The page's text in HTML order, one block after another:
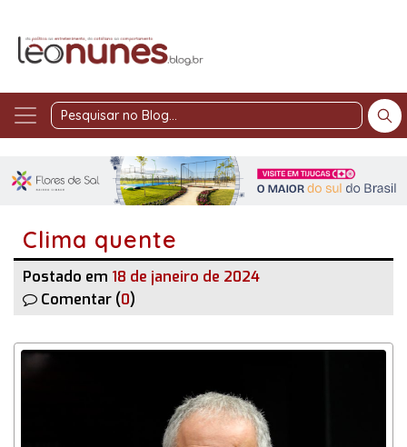
Pesquisar
Blog
Clima quente
Postado em 18 de janeiro de 2024
Comentar (0)